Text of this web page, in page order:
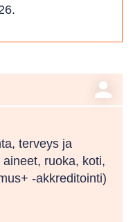
person
terveys ja
ruoka, koti,
-akkreditointi)